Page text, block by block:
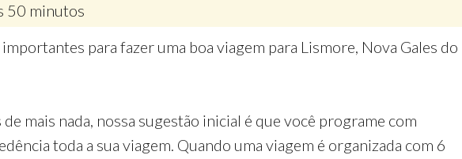
50 minutos
importantes para fazer uma boa viagem para Lismore, Nova Gales do
mais nada, nossa sugestão inicial é que você programe com
toda a sua viagem. Quando uma viagem é organizada com 6